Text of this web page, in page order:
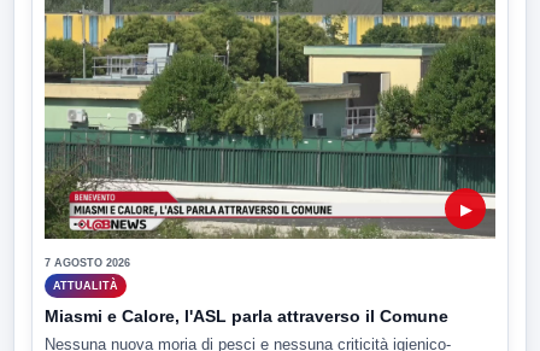
▶
7 AGOSTO 2026
ATTUALITÀ
Miasmi e Calore, l'ASL parla attraverso il Comune
Nessuna nuova moria di pesci e nessuna criticità igienico-